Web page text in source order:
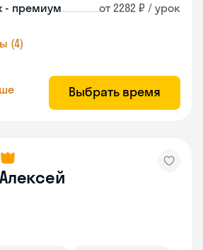
- премиум от 2282 ₽ / урок
(4)
Выбрать время
Алексей